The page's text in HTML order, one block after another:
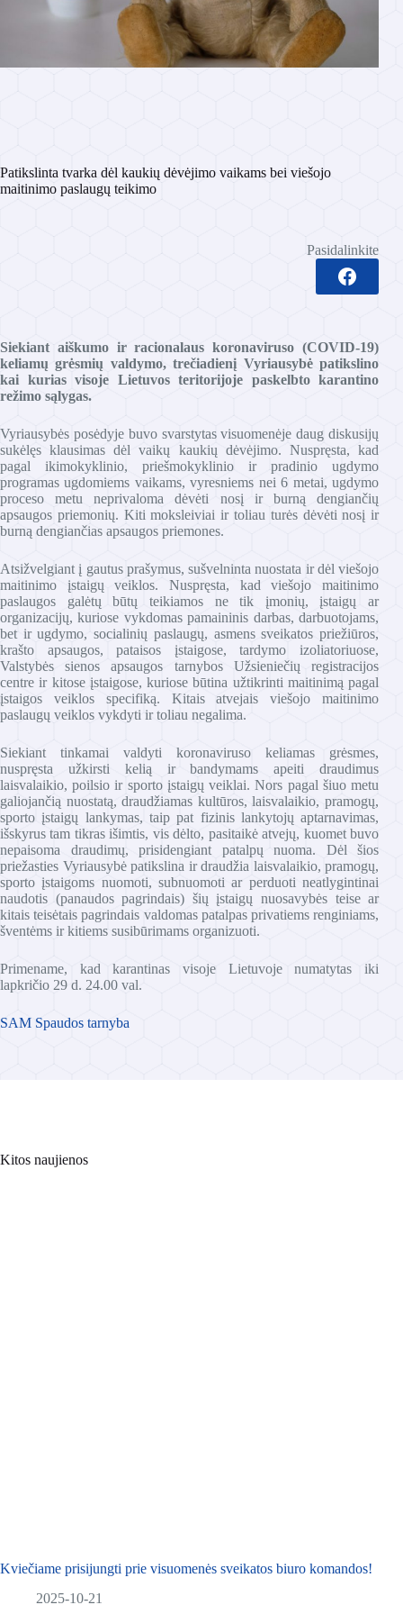
Patikslinta tvarka dėl kaukių dėvėjimo vaikams bei viešojo
maitinimo paslaugų teikimo
Pasidalinkite
Siekiant aiškumo ir racionalaus koronaviruso (COVID-19)
keliamų grėsmių valdymo, trečiadienį Vyriausybė patikslino
kai kurias visoje Lietuvos teritorijoje paskelbto karantino
režimo sąlygas.
Vyriausybės posėdyje buvo svarstytas visuomenėje daug diskusijų
sukėlęs klausimas dėl vaikų kaukių dėvėjimo. Nuspręsta, kad
pagal ikimokyklinio, priešmokyklinio ir pradinio ugdymo
programas ugdomiems vaikams, vyresniems nei 6 metai, ugdymo
proceso metu neprivaloma dėvėti nosį ir burną dengiančių
apsaugos priemonių. Kiti moksleiviai ir toliau turės dėvėti nosį ir
burną dengiančias apsaugos priemones.
Atsižvelgiant į gautus prašymus, sušvelninta nuostata ir dėl viešojo
maitinimo įstaigų veiklos. Nuspręsta, kad viešojo maitinimo
paslaugos galėtų būtų teikiamos ne tik įmonių, įstaigų ar
organizacijų, kuriose vykdomas pamaininis darbas, darbuotojams,
bet ir ugdymo, socialinių paslaugų, asmens sveikatos priežiūros,
krašto apsaugos, pataisos įstaigose, tardymo izoliatoriuose,
Valstybės sienos apsaugos tarnybos Užsieniečių registracijos
centre ir kitose įstaigose, kuriose būtina užtikrinti maitinimą pagal
įstaigos veiklos specifiką. Kitais atvejais viešojo maitinimo
paslaugų veiklos vykdyti ir toliau negalima.
Siekiant tinkamai valdyti koronaviruso keliamas grėsmes,
nuspręsta užkirsti kelią ir bandymams apeiti draudimus
laisvalaikio, poilsio ir sporto įstaigų veiklai. Nors pagal šiuo metu
galiojančią nuostatą, draudžiamas kultūros, laisvalaikio, pramogų,
sporto įstaigų lankymas, taip pat fizinis lankytojų aptarnavimas,
išskyrus tam tikras išimtis, vis dėlto, pasitaikė atvejų, kuomet buvo
nepaisoma draudimų, prisidengiant patalpų nuoma. Dėl šios
priežasties Vyriausybė patikslina ir draudžia laisvalaikio, pramogų,
sporto įstaigoms nuomoti, subnuomoti ar perduoti neatlygintinai
naudotis (panaudos pagrindais) šių įstaigų nuosavybės teise ar
kitais teisėtais pagrindais valdomas patalpas privatiems renginiams,
šventėms ir kitiems susibūrimams organizuoti.
Primename, kad karantinas visoje Lietuvoje numatytas iki
lapkričio 29 d. 24.00 val.
SAM Spaudos tarnyba
Kitos naujienos
Kviečiame prisijungti prie visuomenės sveikatos biuro komandos!
2025-10-21